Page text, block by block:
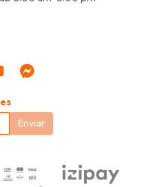
Enviar